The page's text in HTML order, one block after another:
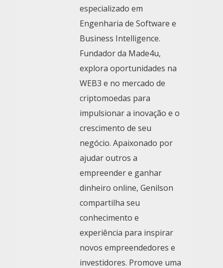
especializado em
Engenharia de Software e
Business Intelligence.
Fundador da Made4u,
explora oportunidades na
WEB3 e no mercado de
criptomoedas para
impulsionar a inovação e o
crescimento de seu
negócio. Apaixonado por
ajudar outros a
empreender e ganhar
dinheiro online, Genilson
compartilha seu
conhecimento e
experiência para inspirar
novos empreendedores e
investidores. Promove uma